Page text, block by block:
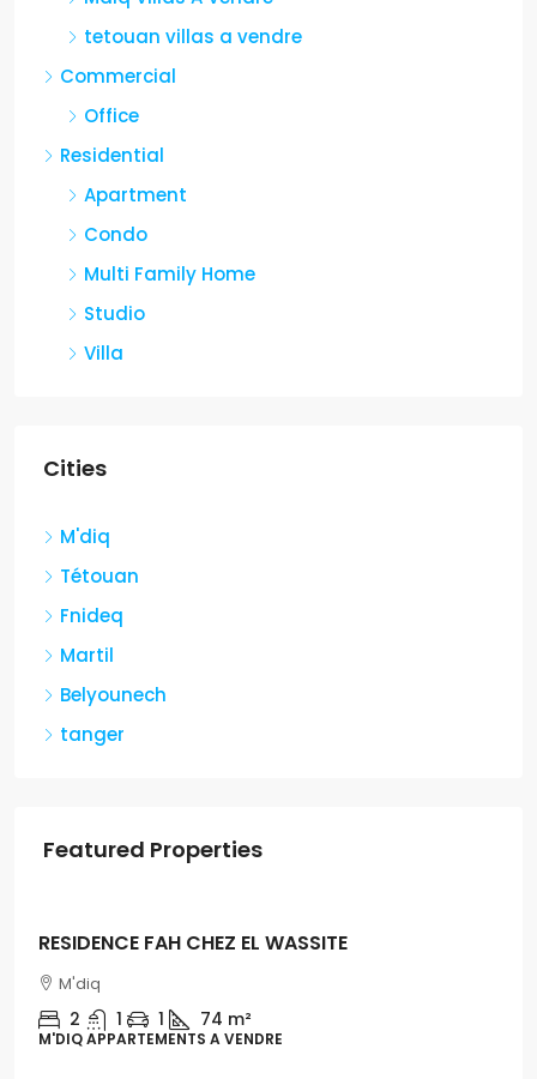
tetouan villas a vendre
Commercial
Office
Residential
Apartment
Condo
Multi Family Home
Studio
Villa
Cities
M'diq
Tétouan
Fnideq
Martil
Belyounech
tanger
Featured Properties
RESIDENCE FAH CHEZ EL WASSITE
M'diq
2 1 1 74 m²
M'DIQ APPARTEMENTS A VENDRE